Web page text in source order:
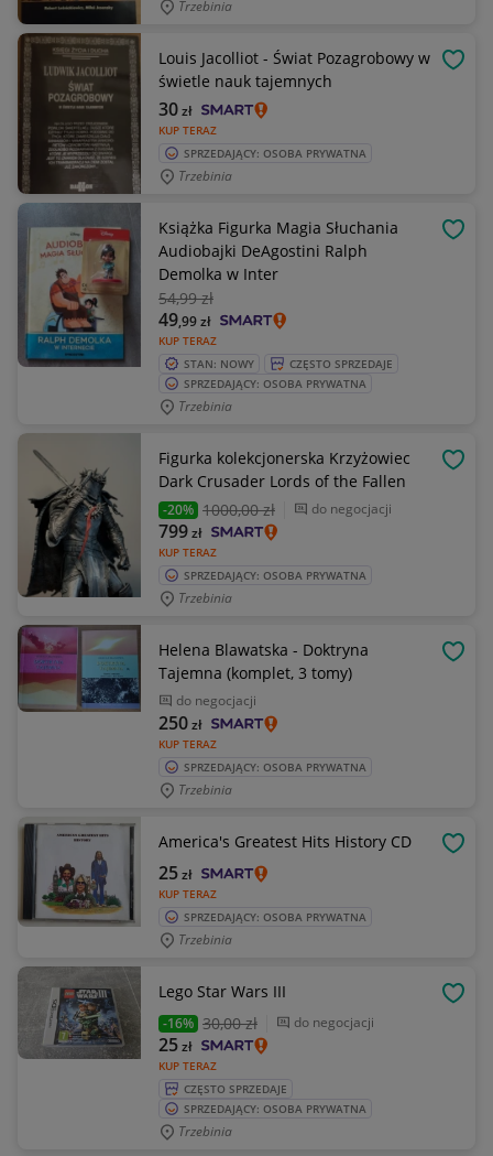
Trzebinia
Louis Jacolliot - Świat Pozagrobowy w
świetle nauk tajemnych
KUP TERAZ
30zł
SPRZEDAJĄCY: OSOBA PRYWATNA
Trzebinia
Książka Figurka Magia Słuchania
Audiobajki DeAgostini Ralph
Demolka w Inter
54,99 zł
KUP TERAZ
49,99zł
STAN: NOWY
CZĘSTO SPRZEDAJE
SPRZEDAJĄCY: OSOBA PRYWATNA
Trzebinia
Figurka kolekcjonerska Krzyżowiec
Dark Crusader Lords of the Fallen
-20% 1000,00 zł do negocjacji
KUP TERAZ
799zł
SPRZEDAJĄCY: OSOBA PRYWATNA
Trzebinia
Helena Blawatska - Doktryna
Tajemna (komplet, 3 tomy)
do negocjacji
KUP TERAZ
250zł
SPRZEDAJĄCY: OSOBA PRYWATNA
Trzebinia
America's Greatest Hits History CD
KUP TERAZ
25zł
SPRZEDAJĄCY: OSOBA PRYWATNA
Trzebinia
Lego Star Wars III
-16% 30,00 zł do negocjacji
KUP TERAZ
25zł
CZĘSTO SPRZEDAJE
SPRZEDAJĄCY: OSOBA PRYWATNA
Trzebinia